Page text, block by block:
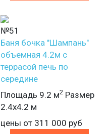
№51
Баня бочка "Шампань"
объемная 4.2м с
террасой печь по
середине
Площадь 9.2 м2 Размер
2.4х4.2 м
цены от 311 000 руб